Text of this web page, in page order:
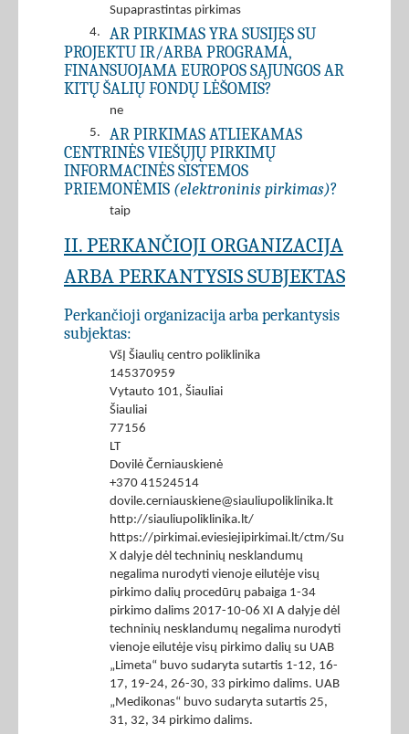
Supaprastintas pirkimas
4.
AR PIRKIMAS YRA SUSIJĘS SU
PROJEKTU IR/ARBA PROGRAMA,
FINANSUOJAMA EUROPOS SĄJUNGOS AR
KITŲ ŠALIŲ FONDŲ LĖŠOMIS?
ne
5.
AR PIRKIMAS ATLIEKAMAS
CENTRINĖS VIEŠŲJŲ PIRKIMŲ
INFORMACINĖS SISTEMOS
PRIEMONĖMIS (elektroninis pirkimas)?
taip
II. PERKANČIOJI ORGANIZACIJA
ARBA PERKANTYSIS SUBJEKTAS
Perkančioji organizacija arba perkantysis
subjektas:
VšĮ Šiaulių centro poliklinika
145370959
Vytauto 101, Šiauliai
Šiauliai
77156
LT
Dovilė Černiauskienė
+370 41524514
dovile.cerniauskiene@siauliupoliklinika.lt
http://siauliupoliklinika.lt/
https://pirkimai.eviesiejipirkimai.lt/ctm/Supplier/
X dalyje dėl techninių nesklandumų
negalima nurodyti vienoje eilutėje visų
pirkimo dalių procedūrų pabaiga 1-34
pirkimo dalims 2017-10-06 XI A dalyje dėl
techninių nesklandumų negalima nurodyti
vienoje eilutėje visų pirkimo dalių su UAB
„Limeta“ buvo sudaryta sutartis 1-12, 16-
17, 19-24, 26-30, 33 pirkimo dalims. UAB
„Medikonas“ buvo sudaryta sutartis 25,
31, 32, 34 pirkimo dalims.